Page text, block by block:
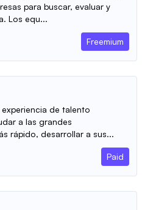
para buscar, evaluar y
Los equ...
Freemium
de talento
a las grandes
rápido, desarrollar a sus...
Paid